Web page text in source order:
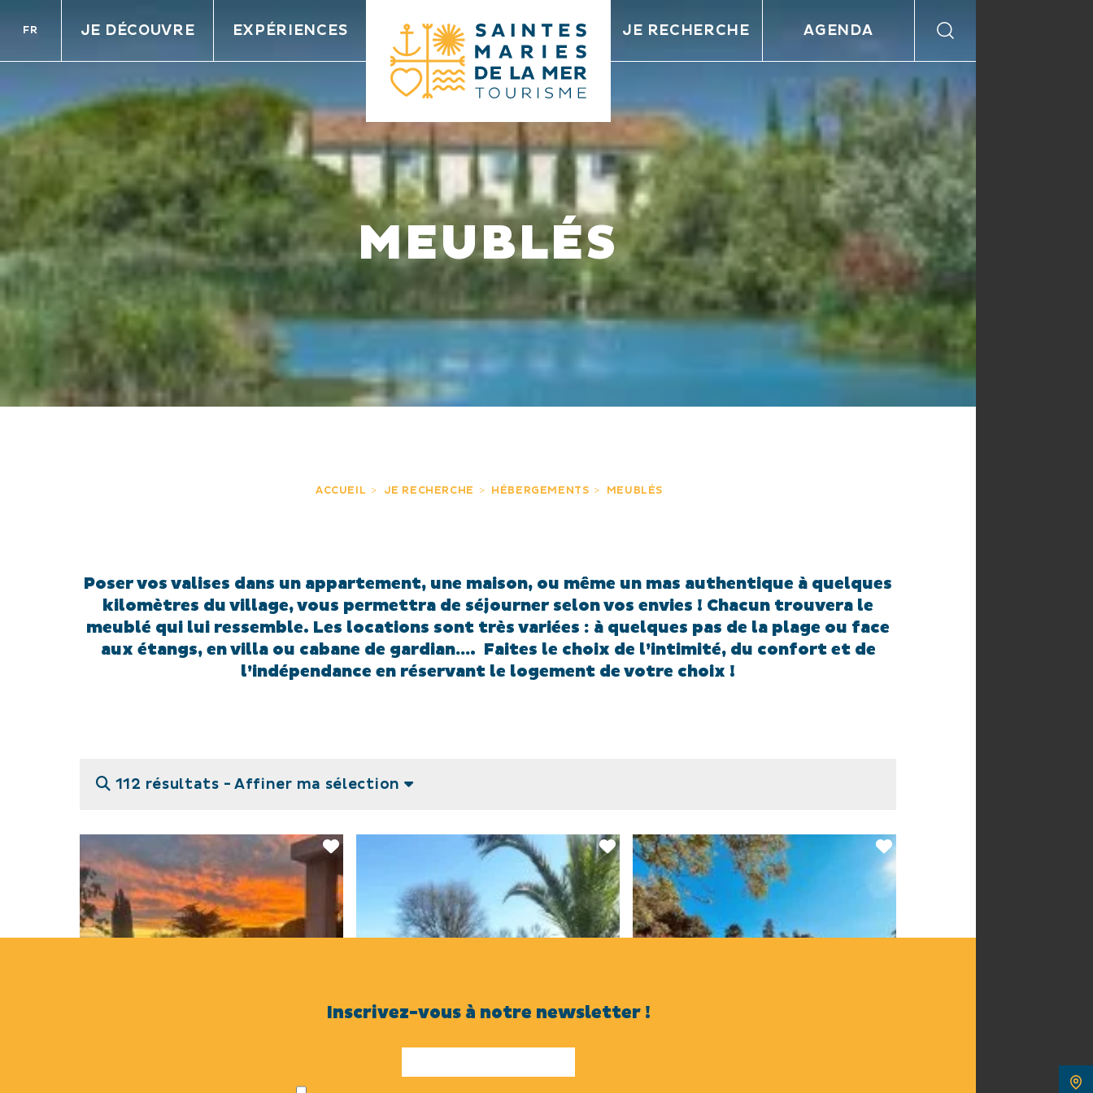
FR JE DÉCOUVRE EXPÉRIENCES JE RECHERCHE AGENDA
MEUBLÉS
ACCUEIL JE RECHERCHE HÉBERGEMENTS MEUBLÉS
Poser vos valises dans un appartement, une maison, ou même un mas authentique à quelques
kilomètres du village, vous permettra de séjourner selon vos envies ! Chacun trouvera le
meublé qui lui ressemble. Les locations sont très variées : à quelques pas de la plage ou face
aux étangs, en villa ou cabane de gardian…. Faites le choix de l’intimité, du confort et de
l’indépendance en réservant le logement de votre choix !
112 résultats - Affiner ma sélection
Inscrivez-vous à notre newsletter !